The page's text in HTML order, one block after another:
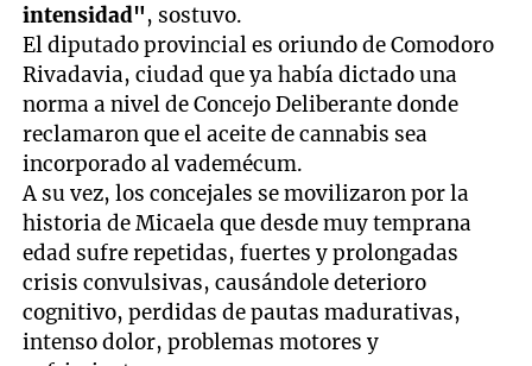
intensidad", sostuvo.
El diputado provincial es oriundo de Comodoro
Rivadavia, ciudad que ya había dictado una
norma a nivel de Concejo Deliberante donde
reclamaron que el aceite de cannabis sea
incorporado al vademécum.
A su vez, los concejales se movilizaron por la
historia de Micaela que desde muy temprana
edad sufre repetidas, fuertes y prolongadas
crisis convulsivas, causándole deterioro
cognitivo, perdidas de pautas madurativas,
intenso dolor, problemas motores y